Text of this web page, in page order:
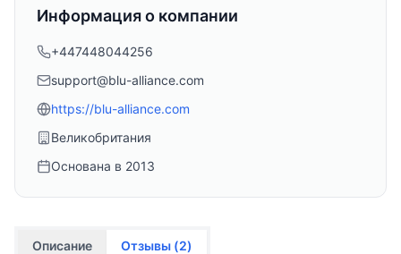
Информация о компании
+447448044256
support@blu-alliance.com
https://blu-alliance.com
Великобритания
Основана в 2013
Описание Отзывы (2)